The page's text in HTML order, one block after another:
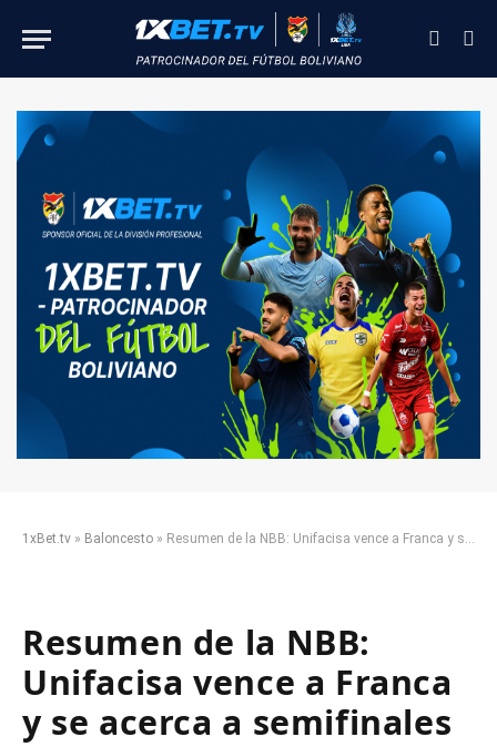
1xBet.tv » Baloncesto » Resumen de la NBB: Unifacisa vence a Franca y se acerca a semifinales
Resumen de la NBB:
Unifacisa vence a Franca
y se acerca a semifinales